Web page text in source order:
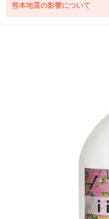
熊本地震の影響について